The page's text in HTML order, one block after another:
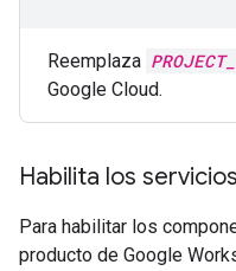
Reemplaza
Google Cloud.
Habilita los
Para habilitar los
producto de Google